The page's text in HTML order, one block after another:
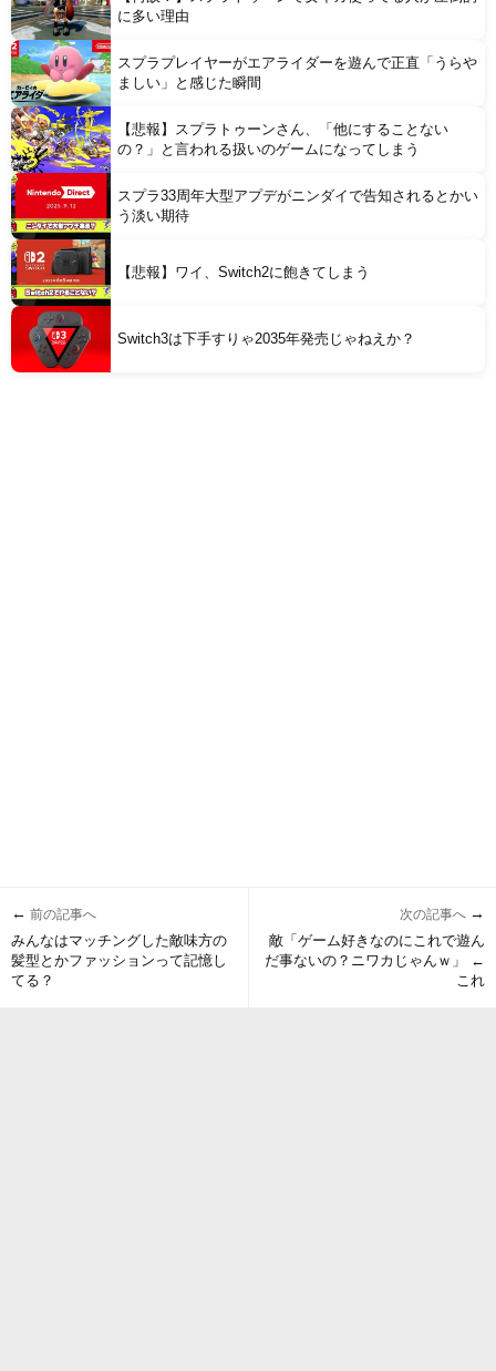
に多い理由
スプラプレイヤーがエアライダーを遊んで正直「うらや
ましい」と感じた瞬間
【悲報】スプラトゥーンさん、「他にすることない
の？」と言われる扱いのゲームになってしまう
スプラ33周年大型アプデがニンダイで告知されるとかい
う淡い期待
【悲報】ワイ、Switch2に飽きてしまう
Switch3は下手すりゃ2035年発売じゃねえか？
← 前の記事へ
みんなはマッチングした敵味方の
髪型とかファッションって記憶し
てる？
次の記事へ →
敵「ゲーム好きなのにこれで遊ん
だ事ないの？ニワカじゃんｗ」 ←
これ